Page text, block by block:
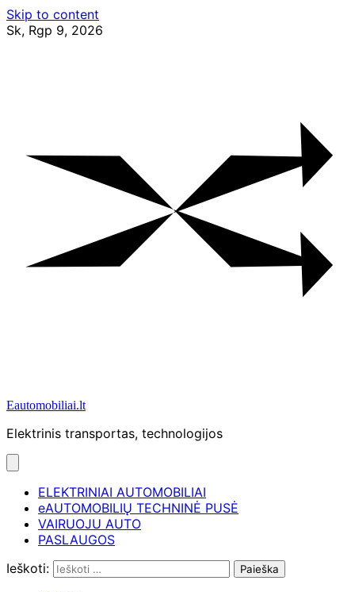
Skip to content
Sk, Rgp 9, 2026
Eautomobiliai.lt
Elektrinis transportas, technologijos
ELEKTRINIAI AUTOMOBILIAI
eAUTOMOBILIŲ TECHNINĖ PUSĖ
VAIRUOJU AUTO
PASLAUGOS
Ieškoti: